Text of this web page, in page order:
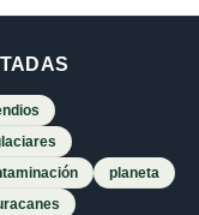
planeta